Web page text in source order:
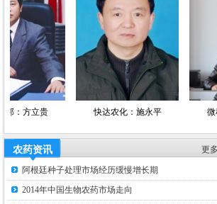
贵 快达农化：施永平 微科生物
农药资讯 更
阿根廷种子处理市场经历缓慢增长期
2014年中国生物农药市场走向